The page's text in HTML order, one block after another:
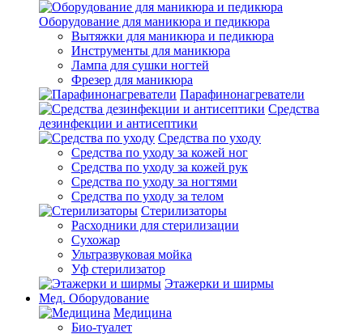
Оборудование для маникюра и педикюра
Вытяжки для маникюра и педикюра
Инструменты для маникюра
Лампа для сушки ногтей
Фрезер для маникюра
Парафинонагреватели
Средства
дезинфекции и антисептики
Средства по уходу
Средства по уходу за кожей ног
Средства по уходу за кожей рук
Средства по уходу за ногтями
Средства по уходу за телом
Стерилизаторы
Расходники для стерилизации
Сухожар
Ультразвуковая мойка
Уф стерилизатор
Этажерки и ширмы
Мед. Оборудование
Медицина
Био-туалет